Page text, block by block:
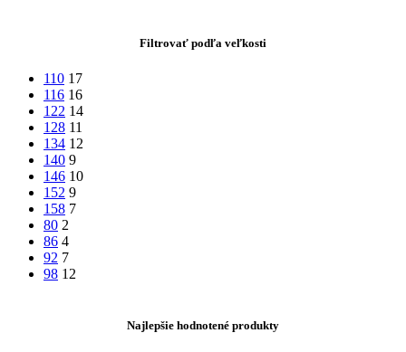
Filtrovať podľa veľkosti
110 17
116 16
122 14
128 11
134 12
140 9
146 10
152 9
158 7
80 2
86 4
92 7
98 12
Najlepšie hodnotené produkty